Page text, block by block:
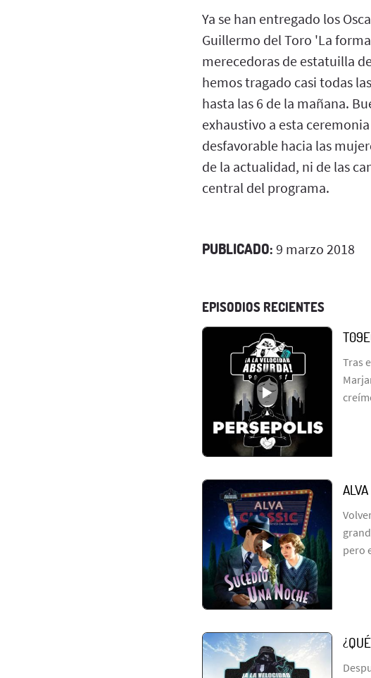
Ya se han entregado los
Guillermo del Toro 'La
merecedoras de estatuilla
hemos tragado casi todas
hasta las 6 de la mañana.
exhaustivo a esta
desfavorable hacia las
de la actualidad, ni de las
central del programa.
PUBLICADO: 9 marzo 2018
EPISODIOS RECIENTES
Tras
pero